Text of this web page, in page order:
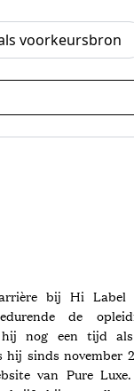
voorkeursbron
bij Hi Label
de
hij nog een tijd als
hij sinds november
van Pure